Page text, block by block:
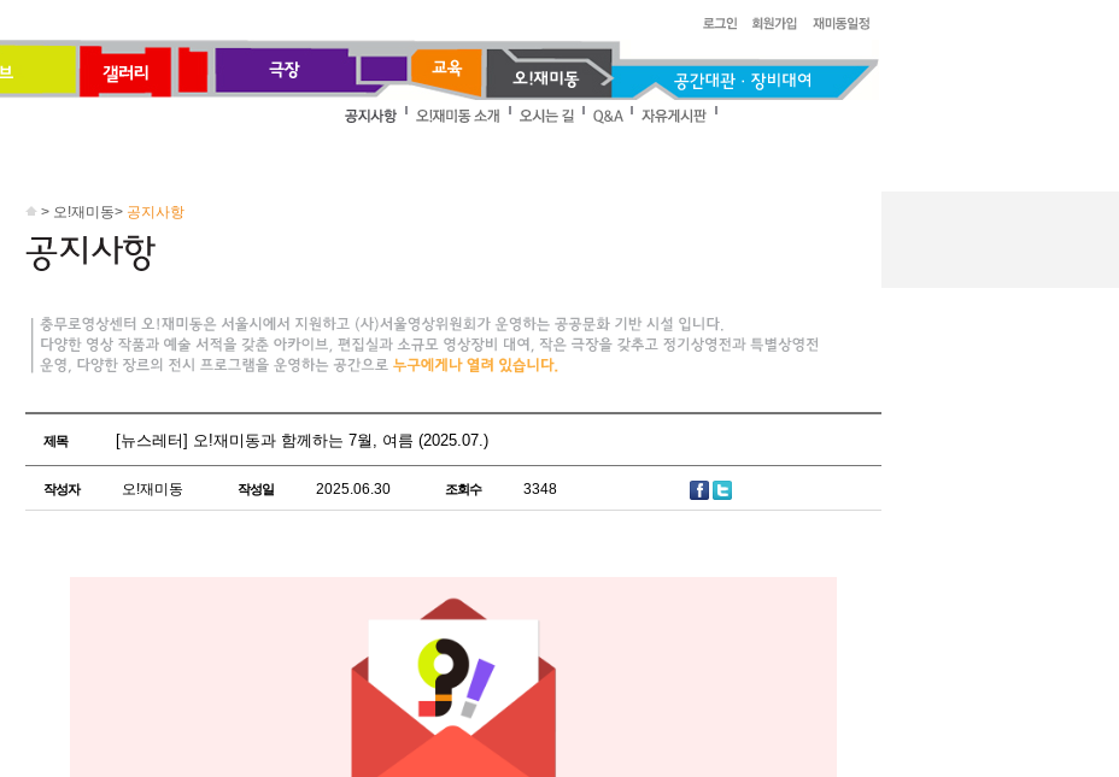
> 오!재미동> 공지사항
제목 [뉴스레터] 오!재미동과 함께하는 7월, 여름 (2025.07.)
작성자 오!재미동 작성일 2025.06.30 조회수 3348